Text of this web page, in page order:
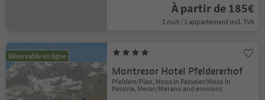
À partir de 185€
1 nuit / 1 appartement incl. TVA
Réservable en ligne
Montresor Hotel Pfeldererhof
Pfelders/Plan, Moos in Passeier/Moso in
Passiria, Meran/Merano and environs